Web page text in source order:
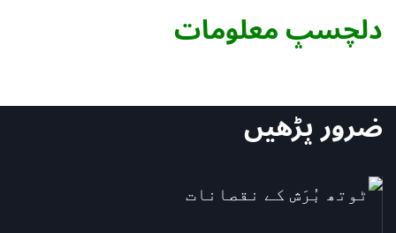
دلچسپ معلومات
ضرور پڑھیں